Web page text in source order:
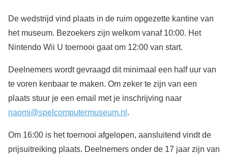
De wedstrijd vind plaats in de ruim opgezette kantine van
het museum. Bezoekers zijn welkom vanaf 10:00. Het
Nintendo Wii U toernooi gaat om 12:00 van start.
Deelnemers wordt gevraagd dit minimaal een half uur van
te voren kenbaar te maken. Om zeker te zijn van een
plaats stuur je een email met je inschrijving naar
naomi@spelcomputermuseum.nl .
Om 16:00 is het toernooi afgelopen, aansluitend vindt de
prijsuitreiking plaats. Deelnemers onder de 17 jaar zijn van